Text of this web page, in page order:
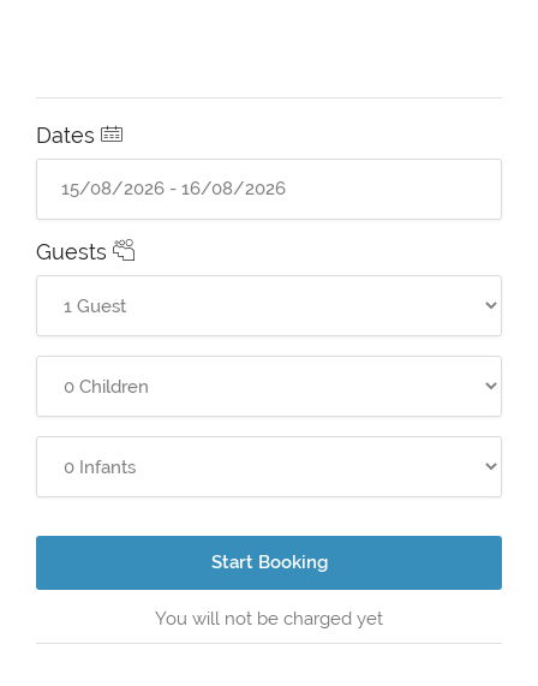
Dates
Guests
Start Booking
You will not be charged yet